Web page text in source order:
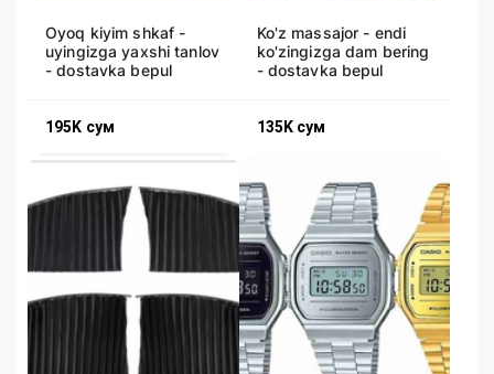
Oyoq kiyim shkaf -
uyingizga yaxshi tanlov
- dostavka bepul
195K сум
Ko'z massajor - endi
ko'zingizga dam bering
- dostavka bepul
135K сум